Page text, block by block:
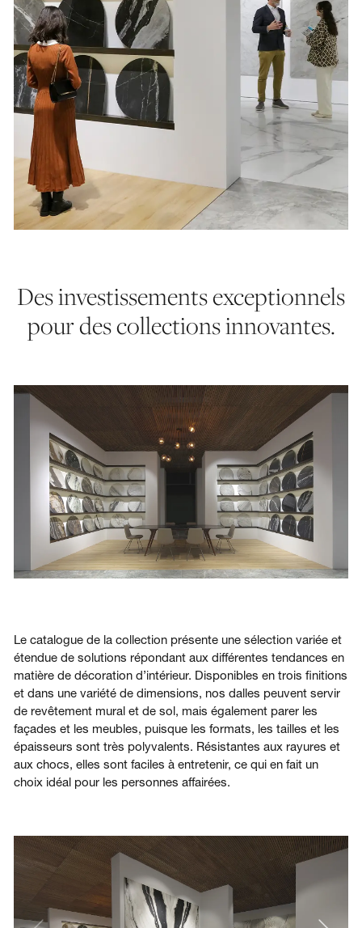
Des investissements exceptionnels
pour des collections innovantes.
Le catalogue de la collection présente une sélection variée et
étendue de solutions répondant aux différentes tendances en
matière de décoration d’intérieur. Disponibles en trois finitions
et dans une variété de dimensions, nos dalles peuvent servir
de revêtement mural et de sol, mais également parer les
façades et les meubles, puisque les formats, les tailles et les
épaisseurs sont très polyvalents. Résistantes aux rayures et
aux chocs, elles sont faciles à entretenir, ce qui en fait un
choix idéal pour les personnes affairées.